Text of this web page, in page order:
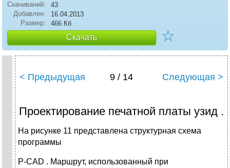
Скачиваний:
43
Добавлен:
16.04.2013
Размер:
466 Кб
Скачать ☆
< Предыдущая 9 / 14 Следующая >
Проектирование печатной платы узид .
На рисунке 11 представлена структурная схема
программы
P-CAD . Маршрут, использованный при